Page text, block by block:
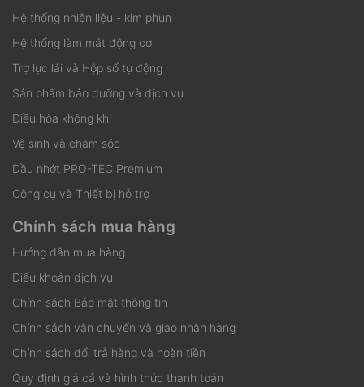
Hệ thống nhiên liệu - kim phun
Hệ thống làm mát động cơ
Trợ lực lái và Hộp số tự động
Sản phẩm bảo dưỡng và dịch vụ
Điều hòa không khí
Vệ sinh và chăm sóc
Dầu nhớt PRO-TEC Premium
Công cụ và Thiết bị hỗ trợ
Chính sách mua hàng
Hướng dẫn mua hàng
Điểu khoản dịch vụ
Chính sách Bảo mật thông tin
Chính sách vận chuyển và giao nhận hàng
Chính sách đổi trả hàng và hoàn tiền
Quy định giá cả và hình thức thanh toán